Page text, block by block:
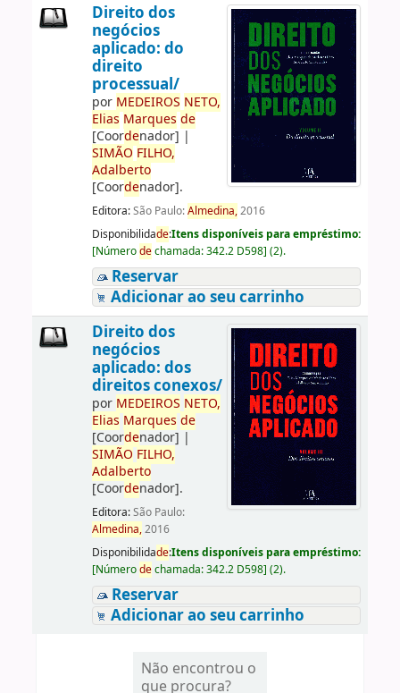
Direito dos
negócios
aplicado: do
direito
processual/
por MEDEIROS NETO,
Elias Marques de
[Coordenador] |
SIMÃO FILHO,
Adalberto
[Coordenador].
Editora:São Paulo:Almedina,2016
Disponibilidade:Itens disponíveis para empréstimo:
[Númerodechamada:342.2 D598] (2).
Reservar
Adicionar ao seu carrinho
Direito dos
negócios
aplicado: dos
direitos conexos/
por MEDEIROS NETO,
Elias Marques de
[Coordenador] |
SIMÃO FILHO,
Adalberto
[Coordenador].
Editora:São Paulo:
Almedina,2016
Disponibilidade:Itens disponíveis para empréstimo:
[Númerodechamada:342.2 D598] (2).
Reservar
Adicionar ao seu carrinho
Não encontrou o
que procura?